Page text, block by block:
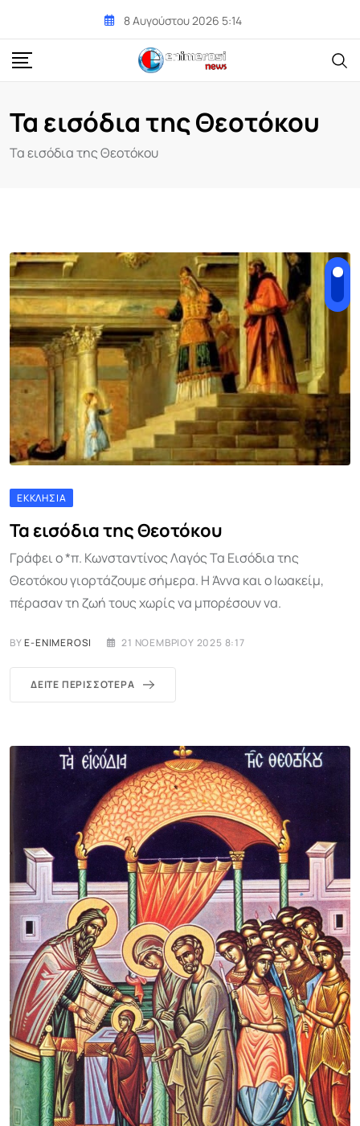
content
8 Αυγούστου 2026 5:14
Τα εισόδια της Θεοτόκου
Τα εισόδια της Θεοτόκου
ΕΚΚΛΗΣΊΑ
Τα εισόδια της Θεοτόκου
Γράφει ο *π. Κωνσταντίνος Λαγός Τα Εισόδια της
Θεοτόκου γιορτάζουμε σήμερα. Η Άννα και ο Ιωακείμ,
πέρασαν τη ζωή τους χωρίς να μπορέσουν να.
BYE-ENIMEROSI 21 ΝΟΕΜΒΡΊΟΥ 2025 8:17
ΔΕΊΤΕ ΠΕΡΙΣΣΌΤΕΡΑ